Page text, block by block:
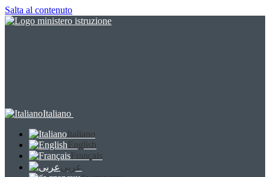
Salta al contenuto
Italiano
Italiano
English
Français
عربى